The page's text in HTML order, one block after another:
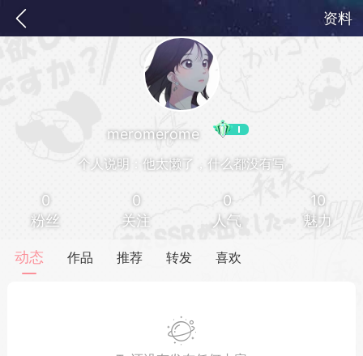
资料
短位靓号彰显与众不同
meromerome
个人说明：他太懒了，什么都没有写
0
粉丝
0
关注
0
人气
10
魅力
动态 作品 推荐 转发 喜欢